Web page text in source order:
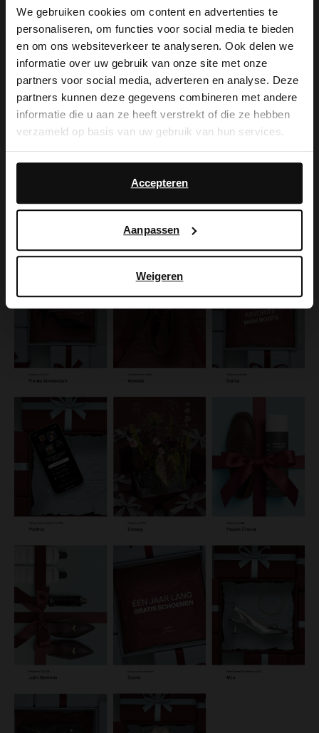
We gebruiken cookies om content en advertenties te
personaliseren, om functies voor social media te bieden
en om ons websiteverkeer te analyseren. Ook delen we
informatie over uw gebruik van onze site met onze
partners voor social media, adverteren en analyse. Deze
partners kunnen deze gegevens combineren met andere
informatie die u aan ze heeft verstrekt of die ze hebben
verzameld op basis van uw gebruik van hun services.
Daarnaast werken wij samen met Google voor
advertentie- en meetdoeleinden. Meer informatie over
hoe Google uw persoonsgegevens gebruikt, vindt u op
Accepteren
Aanpassen
Weigeren
×
View this website in English?
It looks like your language isn't Dutch. Would
you like to switch to English?
Yes, switch to
English
No, stay in Dutch